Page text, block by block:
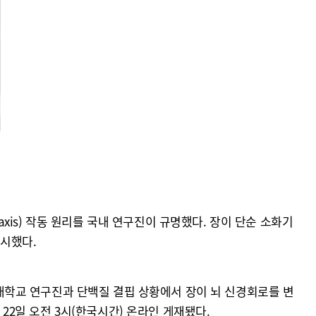
작동 원리를 국내 연구진이 규명했다. 장이 단순 소화기
했다.
교 연구진과 단백질 결핍 상황에서 장이 뇌 신경회로를 변
일 오전 3시(한국시간) 온라인 게재됐다.